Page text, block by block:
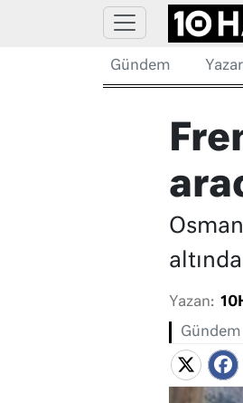
Gündem
Yazan:
Gündem